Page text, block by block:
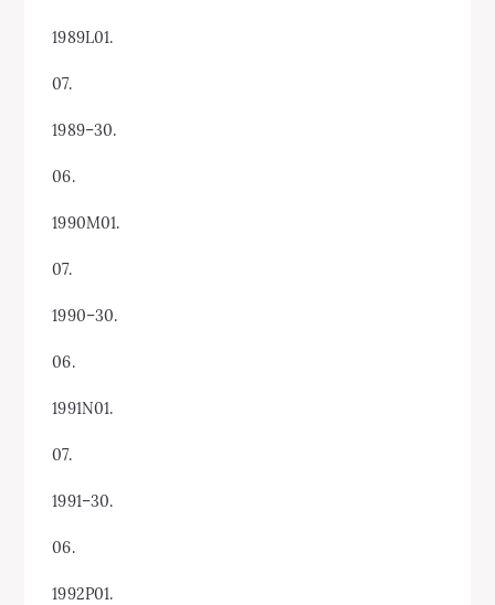
1989L01.
07.
1989–30.
06.
1990M01.
07.
1990–30.
06.
1991N01.
07.
1991–30.
06.
1992P01.